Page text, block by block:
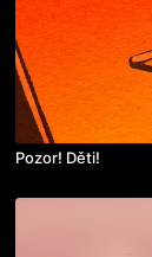
Pozor! Děti!